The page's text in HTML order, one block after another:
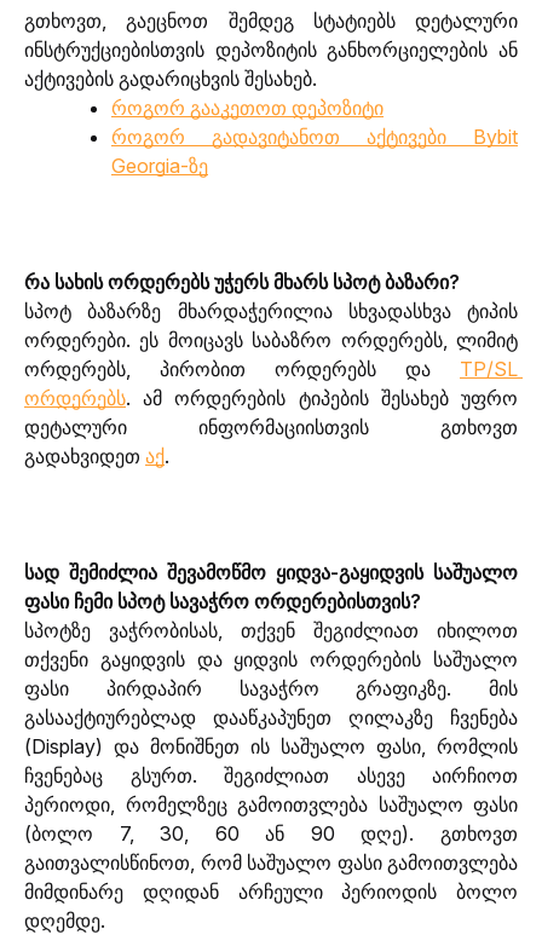
გთხოვთ, გაეცნოთ შემდეგ სტატიებს დეტალური
ინსტრუქციებისთვის დეპოზიტის განხორციელების ან
აქტივების გადარიცხვის შესახებ.
როგორ გააკეთოთ დეპოზიტი
როგორ გადავიტანოთ აქტივები Bybit
Georgia-ზე
რა სახის ორდერებს უჭერს მხარს სპოტ ბაზარი?
სპოტ ბაზარზე მხარდაჭერილია სხვადასხვა ტიპის
ორდერები. ეს მოიცავს საბაზრო ორდერებს, ლიმიტ
ორდერებს, პირობით ორდერებს და TP/SL
ორდერებს. ამ ორდერების ტიპების შესახებ უფრო
დეტალური ინფორმაციისთვის გთხოვთ
გადახვიდეთ აქ.
სად შემიძლია შევამოწმო ყიდვა-გაყიდვის საშუალო
ფასი ჩემი სპოტ სავაჭრო ორდერებისთვის?
სპოტზე ვაჭრობისას, თქვენ შეგიძლიათ იხილოთ
თქვენი გაყიდვის და ყიდვის ორდერების საშუალო
ფასი პირდაპირ სავაჭრო გრაფიკზე. მის
გასააქტიურებლად დააწკაპუნეთ ღილაკზე ჩვენება
(Display) და მონიშნეთ ის საშუალო ფასი, რომლის
ჩვენებაც გსურთ. შეგიძლიათ ასევე აირჩიოთ
პერიოდი, რომელზეც გამოითვლება საშუალო ფასი
(ბოლო 7, 30, 60 ან 90 დღე). გთხოვთ
გაითვალისწინოთ, რომ საშუალო ფასი გამოითვლება
მიმდინარე დღიდან არჩეული პერიოდის ბოლო
დღემდე.